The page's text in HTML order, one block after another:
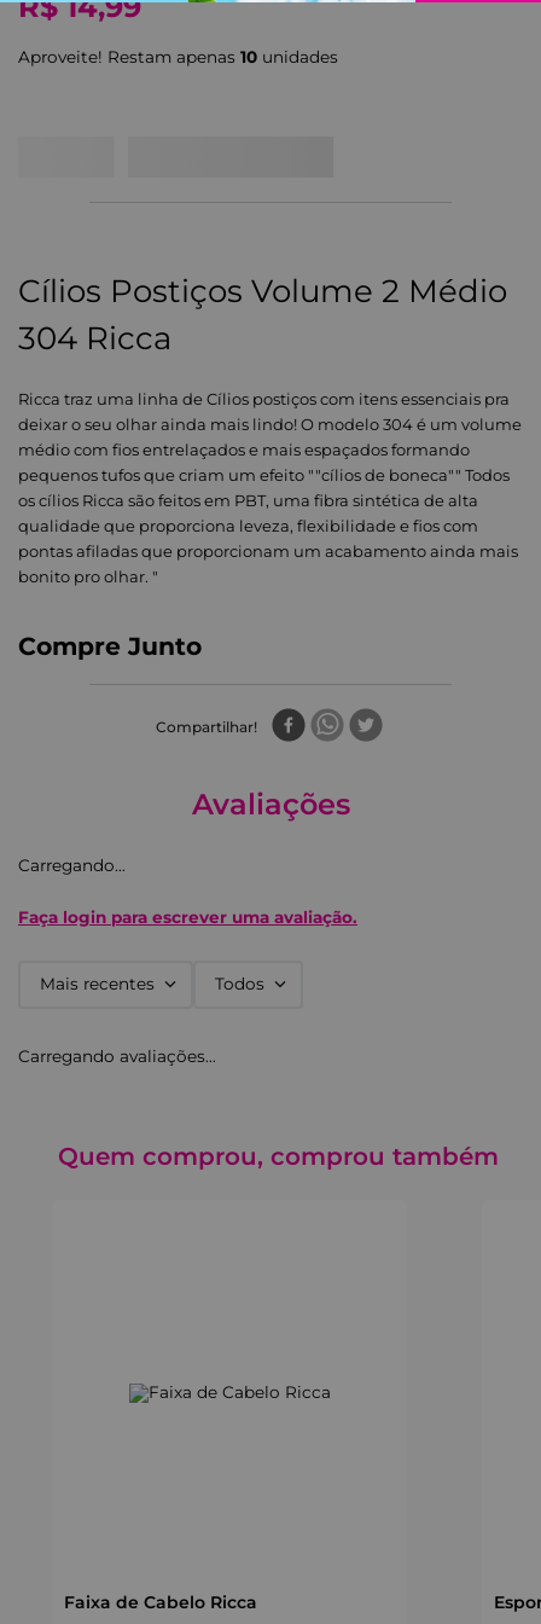
Aproveite! Restam apenas 10 unidades
Cílios Postiços Volume 2 Médio
304 Ricca
Ricca traz uma linha de Cílios postiços com itens essenciais pra
deixar o seu olhar ainda mais lindo! O modelo 304 é um volume
médio com fios entrelaçados e mais espaçados formando
pequenos tufos que criam um efeito ""cílios de boneca"" Todos
os cílios Ricca são feitos em PBT, uma fibra sintética de alta
qualidade que proporciona leveza, flexibilidade e fios com
pontas afiladas que proporcionam um acabamento ainda mais
bonito pro olhar. "
Compre Junto
Compartilhar
Avaliações
Carregando…
Faça login para escrever uma avaliação.
Mais recentes Todos
Carregando avaliações…
Quem comprou, comprou também
Faixa de Cabelo Ricca